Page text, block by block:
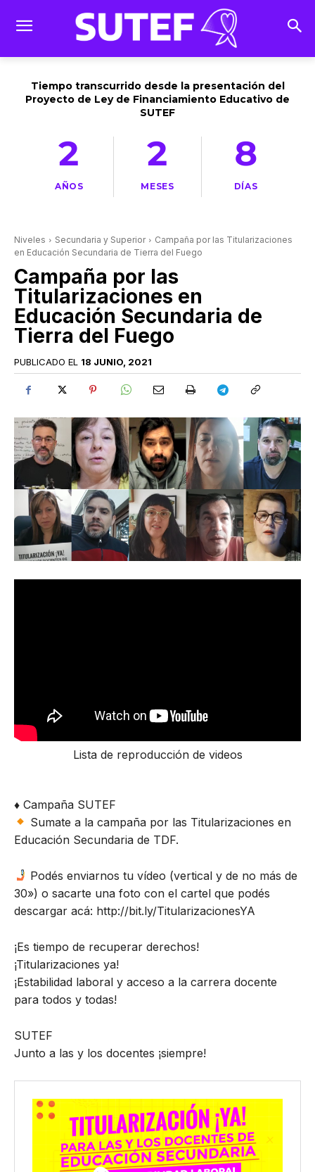
Tiempo transcurrido desde la presentación del
Proyecto de Ley de Financiamiento Educativo de
SUTEF
2
AÑOS
2
MESES
8
DÍAS
Niveles Secundaria y Superior
Campaña por las Titularizaciones
en Educación Secundaria de Tierra del Fuego
Campaña por las
Titularizaciones en
Educación Secundaria de
Tierra del Fuego
PUBLICADO EL 18 JUNIO, 2021
Lista de reproducción de videos
♦️ Campaña SUTEF
Sumate a la campaña por las Titularizaciones en
Educación Secundaria de TDF.
Podés enviarnos tu vídeo (vertical y de no más de
30») o sacarte una foto con el cartel que podés
descargar acá: http://bit.ly/TitularizacionesYA
¡Es tiempo de recuperar derechos!
¡Titularizaciones ya!
¡Estabilidad laboral y acceso a la carrera docente
para todos y todas!
SUTEF
Junto a las y los docentes ¡siempre!